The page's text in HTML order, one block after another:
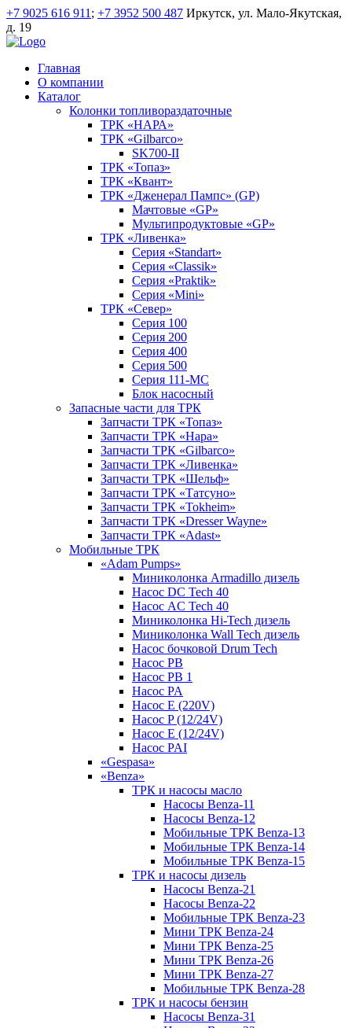
+7 9025 616 911 ; +7 3952 500 487 Иркутск, ул. Мало-Якутская,
д. 19
Главная
О компании
Каталог
Колонки топливораздаточные
ТРК «НАРА»
ТРК «Gilbarco»
SK700-II
ТРК «Топаз»
ТРК «Квант»
ТРК «Дженерал Пампс» (GP)
Мачтовые «GP»
Мультипродуктовые «GP»
ТРК «Ливенка»
Серия «Standart»
Серия «Classik»
Серия «Praktik»
Серия «Mini»
ТРК «Север»
Серия 100
Серия 200
Серия 400
Серия 500
Серия 111-МС
Блок насосный
Запасные части для ТРК
Запчасти ТРК «Топаз»
Запчасти ТРК «Нара»
Запчасти ТРК «Gilbarco»
Запчасти ТРК «Ливенка»
Запчасти ТРК «Шельф»
Запчасти ТРК «Татсуно»
Запчасти ТРК «Tokheim»
Запчасти ТРК «Dresser Wayne»
Запчасти ТРК «Adast»
Мобильные ТРК
«Adam Pumps»
Миниколонка Armadillo дизель
Насос DC Tech 40
Насос AC Tech 40
Миниколонка Hi-Tech дизель
Миниколонка Wall Tech дизель
Насос бочковой Drum Tech
Насос PB
Насос PB 1
Насос PA
Насос E (220V)
Насос P (12/24V)
Насос E (12/24V)
Насос PAI
«Gespasa»
«Benza»
ТРК и насосы масло
Насосы Benza-11
Насосы Benza-12
Мобильные ТРК Benza-13
Мобильные ТРК Benza-14
Мобильные ТРК Benza-15
ТРК и насосы дизель
Насосы Benza-21
Насосы Benza-22
Мобильные ТРК Benza-23
Мини ТРК Benza-24
Мини ТРК Benza-25
Мини ТРК Benza-26
Мини ТРК Benza-27
Мобильные ТРК Benza-28
ТРК и насосы бензин
Насосы Benza-31